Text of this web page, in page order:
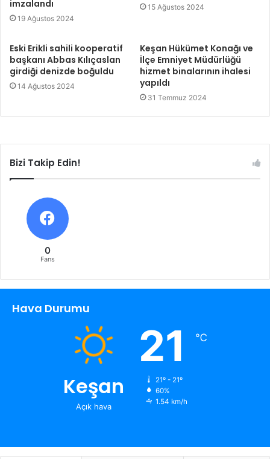
imzalandı
19 Ağustos 2024
15 Ağustos 2024
Eski Erikli sahili kooperatif
başkanı Abbas Kılıçaslan
girdiği denizde boğuldu
14 Ağustos 2024
Keşan Hükümet Konağı ve
İlçe Emniyet Müdürlüğü
hizmet binalarının ihalesi
yapıldı
31 Temmuz 2024
Bizi Takip Edin!
0
Fans
Hava Durumu
Keşan
Açık hava
21 ℃
21º - 21º
60%
1.54 km/h